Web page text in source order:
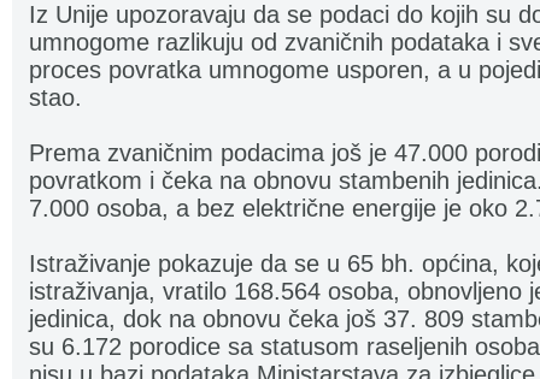
Iz Unije upozoravaju da se podaci do kojih su
umnogome razlikuju od zvaničnih podataka i
proces povratka umnogome usporen, a u
stao.
Prema zvaničnim podacima još je 47.000
povratkom i čeka na obnovu stambenih
7.000 osoba, a bez električne energije je oko
Istraživanje pokazuje da se u 65 bh. općina,
istraživanja, vratilo 168.564 osoba, obnovljeno
jedinica, dok na obnovu čeka još 37. 809
su 6.172 porodice sa statusom raseljenih